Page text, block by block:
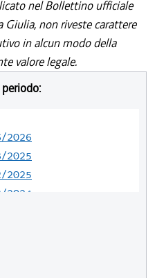
nel Bollettino ufficiale
Giulia, non riveste carattere
in alcun modo della
valore legale.
2026
2025
2025
2024